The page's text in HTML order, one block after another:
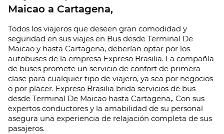
Maicao a Cartagena,
Todos los viajeros que deseen gran comodidad y
seguridad en sus viajes en Bus desde Terminal De
Maicao y hasta Cartagena, deberían optar por los
autobuses de la empresa Expreso Brasilia. La compañía
de buses promete un servicio de confort de primera
clase para cualquier tipo de viajero, ya sea por negocios
o por placer. Expreso Brasilia brida servicios de bus
desde Terminal De Maicao hasta Cartagena,. Con sus
expertos conductores y la amabilidad de su personal
asegura una experiencia de relajación completa de sus
pasajeros.